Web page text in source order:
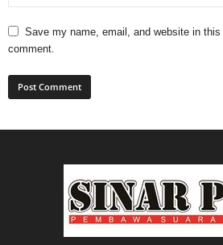
Save my name, email, and website in this
comment.